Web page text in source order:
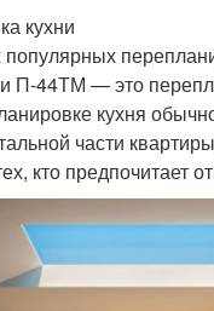
кухни
П-44ТМ — это
кухня
части
кто предпочитает